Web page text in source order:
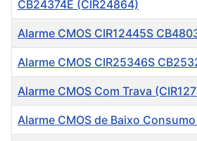
CB24374E (CIR24864)
Alarme CMOS CIR12445S
Alarme CMOS CIR25346S
Alarme CMOS Com Trava
Alarme CMOS de Baixo Consumo